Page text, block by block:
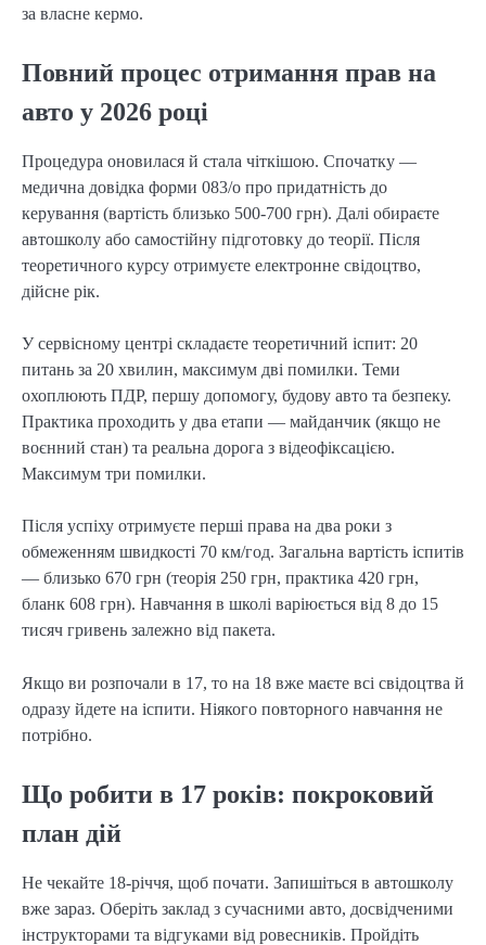
за власне кермо.
Повний процес отримання прав на
авто у 2026 році
Процедура оновилася й стала чіткішою. Спочатку —
медична довідка форми 083/о про придатність до
керування (вартість близько 500-700 грн). Далі обираєте
автошколу або самостійну підготовку до теорії. Після
теоретичного курсу отримуєте електронне свідоцтво,
дійсне рік.
У сервісному центрі складаєте теоретичний іспит: 20
питань за 20 хвилин, максимум дві помилки. Теми
охоплюють ПДР, першу допомогу, будову авто та безпеку.
Практика проходить у два етапи — майданчик (якщо не
воєнний стан) та реальна дорога з відеофіксацією.
Максимум три помилки.
Після успіху отримуєте перші права на два роки з
обмеженням швидкості 70 км/год. Загальна вартість іспитів
— близько 670 грн (теорія 250 грн, практика 420 грн,
бланк 608 грн). Навчання в школі варіюється від 8 до 15
тисяч гривень залежно від пакета.
Якщо ви розпочали в 17, то на 18 вже маєте всі свідоцтва й
одразу йдете на іспити. Ніякого повторного навчання не
потрібно.
Що робити в 17 років: покроковий
план дій
Не чекайте 18-річчя, щоб почати. Запишіться в автошколу
вже зараз. Оберіть заклад з сучасними авто, досвідченими
інструкторами та відгуками від ровесників. Пройдіть